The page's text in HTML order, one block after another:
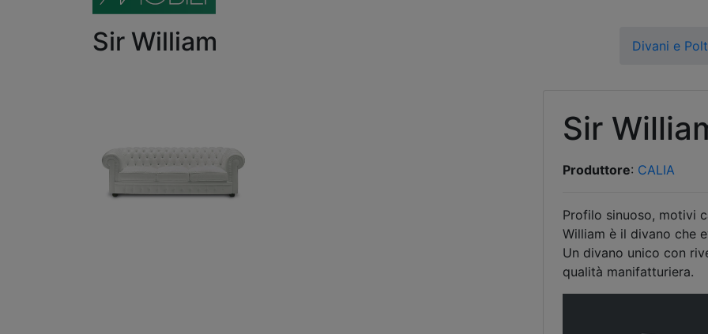
Sir William Divani e
Sir
Produttore: CALIA
Profilo sinuoso, motivi
William è il divano che
Un divano unico con
qualità manifatturiera.